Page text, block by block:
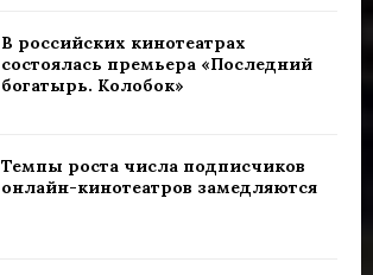
В российских кинотеатрах
состоялась премьера «Последний
богатырь. Колобок»
Темпы роста числа подписчиков
онлайн-кинотеатров замедляются